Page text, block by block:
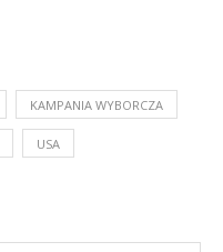
KAMPANIA WYBORCZA
USA